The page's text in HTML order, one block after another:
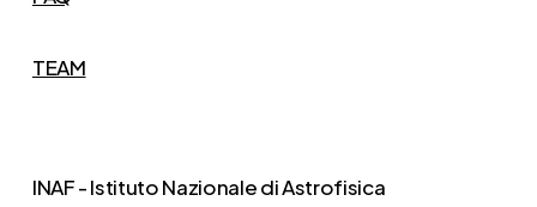
TEAM
INAF - Istituto Nazionale di Astrofisica